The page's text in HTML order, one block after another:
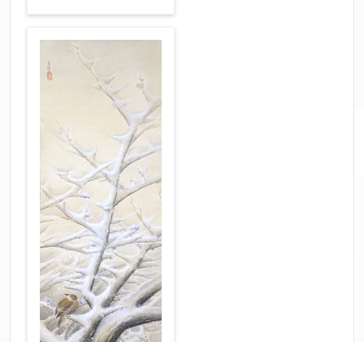
他社様の査定価格 【任意】
会社名：
査定額：
※他社様からご提示された査定額がございました
らお知らせください。その価格が適切かお返事申
し上げます。
作品コンディション 【任意】